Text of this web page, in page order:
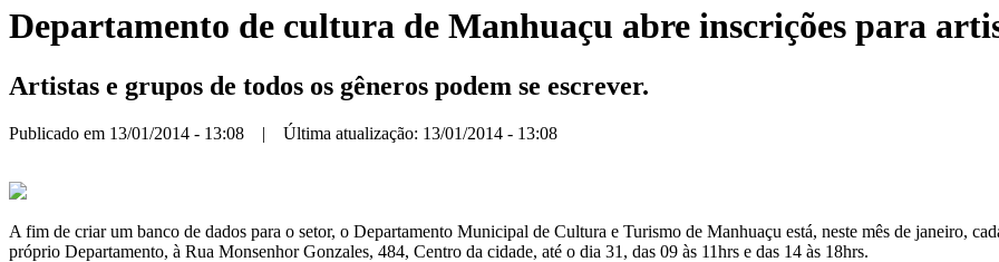
Departamento de cultura de Manhuaçu abre inscrições para
Artistas e grupos de todos os gêneros podem se escrever.
Publicado em 13/01/2014 - 13:08 | Última atualização: 13/01/2014 - 13:08
A fim de criar um banco de dados para o setor, o Departamento Municipal de Cultura e Turismo de Manhuaçu está, neste mês de janeiro,
próprio Departamento, à Rua Monsenhor Gonzales, 484, Centro da cidade, até o dia 31, das 09 às 11hrs e das 14 às 18hrs.